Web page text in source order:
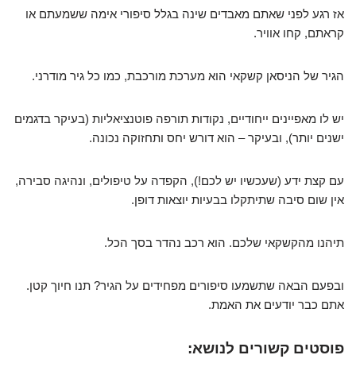
אז רגע לפני שאתם מאבדים שינה בגלל סיפורי אימה ששמעתם או
קראתם, קחו אוויר.
הגיר של הניסאן קשקאי הוא מערכת מורכבת, כמו כל גיר מודרני.
יש לו מאפיינים ייחודיים, נקודות תורפה פוטנציאליות (בעיקר בדגמים
ישנים יותר), ובעיקר – הוא דורש יחס ותחזוקה נכונה.
עם קצת ידע (שעכשיו יש לכם!), הקפדה על טיפולים, ונהיגה סבירה,
אין שום סיבה שתיתקלו בבעיות יוצאות דופן.
תיהנו מהקשקאי שלכם. הוא רכב נהדר בסך הכל.
ובפעם הבאה שתשמעו סיפורים מפחידים על הגיר? תנו חיוך קטן.
אתם כבר יודעים את האמת.
פוסטים קשורים לנושא: